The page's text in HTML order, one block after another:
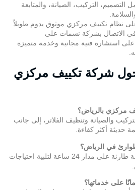
التركيب، الصيانة، والمتابعة
نظام تكييف مركزي موثوق يدوم طويلاً
في الاتصال بشركة نسمات على
استشارة فنية مجانية وخدمة متميزة
حول شركة تكييف مركزي
والصيانة وتنظيف الفلاتر، إلى جانب
حديثة أكثر كفاءة.
نعم، تقدم الشركة خدمة صيانة طارئة على مدار 24 ساعة لتلبية احتياجات